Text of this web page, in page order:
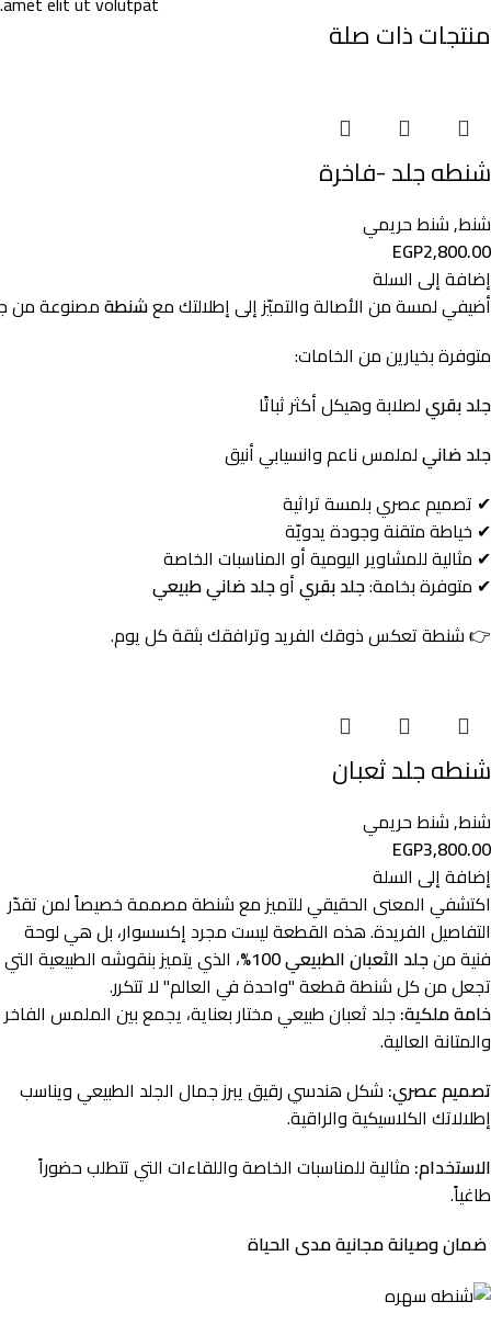
منتجات ذات صلة
شنطه جلد -فاخرة
شنط,شنط حريمي
EGP2,800.00
إضافة إلى السلة
أضيفيلمسةمن الأصالةوالتميّزإلىإطلالتكمعشنطةمصنوعةمن
متوفرةبخيارينمن الخامات:
جلدبقريلصلابةوهيكلأكثرثباتًا
جلدضانيلملمسناعموانسيابيأنيق
✔ تصميمعصريبلمسةتراثية
✔ خياطةمتقنةوجودةيدويّة
✔ مثاليةللمشاويراليوميةأو المناسبات الخاصة
✔ متوفرةبخامة:جلدبقريأوجلدضانيطبيعي
👉شنطةتعكسذوقك الفريد وترافقكبثقةكليوم.
شنطه جلد ثعبان
شنط,شنط حريمي
EGP3,800.00
إضافة إلى السلة
اكتشفي المعنى الحقيقي للتميز مع شنطة مصممة خصيصاً لمن تقدّر
التفاصيل الفريدة. هذه القطعة ليست مجرد إكسسوار، بل هي لوحة
فنية منجلد الثعبان الطبيعي 100%
، الذي يتميز بنقوشه الطبيعية التي
تجعل من كل شنطة قطعة "واحدة في العالم" لا تتكرر.
خامة ملكية: جلد ثعبان طبيعي مختار بعناية، يجمع بين الملمس الفاخر
والمتانة العالية.
تصميم عصري: شكل هندسي رقيق يبرز جمال الجلد الطبيعي ويناسب
إطلالاتك الكلاسيكية والراقية.
الاستخدام: مثالية للمناسبات الخاصة واللقاءات التي تتطلب حضوراً
طاغياً.
ضمان وصيانة مجانية مدى الحياة